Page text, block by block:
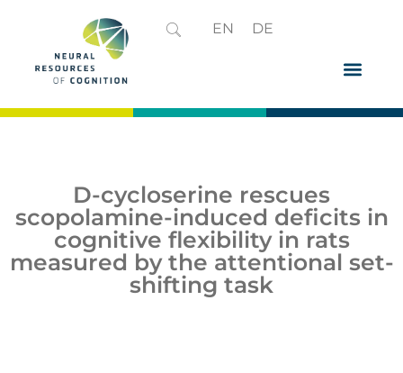
EN DE
D-cycloserine rescues
scopolamine-induced deficits in
cognitive flexibility in rats
measured by the attentional set-
shifting task